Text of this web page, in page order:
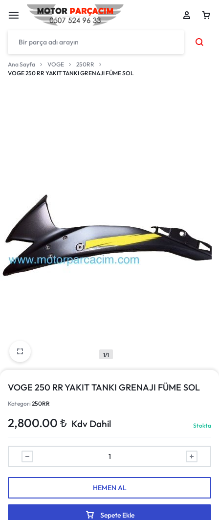
Ana Sayfa VOGE
250RR
VOGE 250 RR YAKIT TANKI GRENAJI FÜME SOL
1/1
VOGE 250 RR YAKIT TANKI GRENAJI FÜME SOL
Kategori 250RR
2,800.00 ₺ Kdv Dahil Stokta
Sepete Ekle
HEMEN AL